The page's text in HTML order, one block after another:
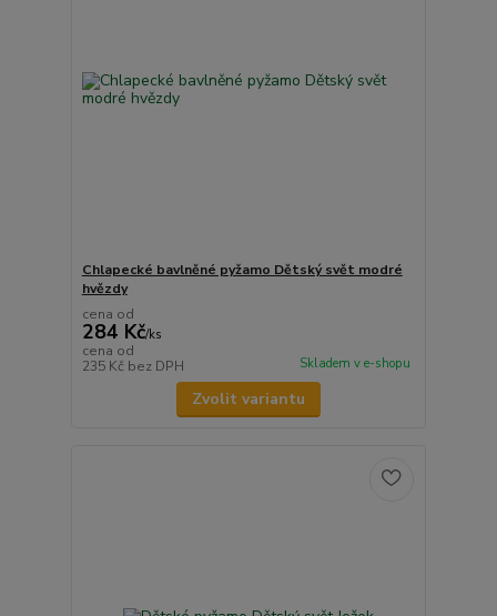
Chlapecké bavlněné pyžamo Dětský svět modré
hvězdy
cena od
284 Kč/ks
cena od
235 Kč bez DPH Skladem v e-shopu
Zvolit variantu